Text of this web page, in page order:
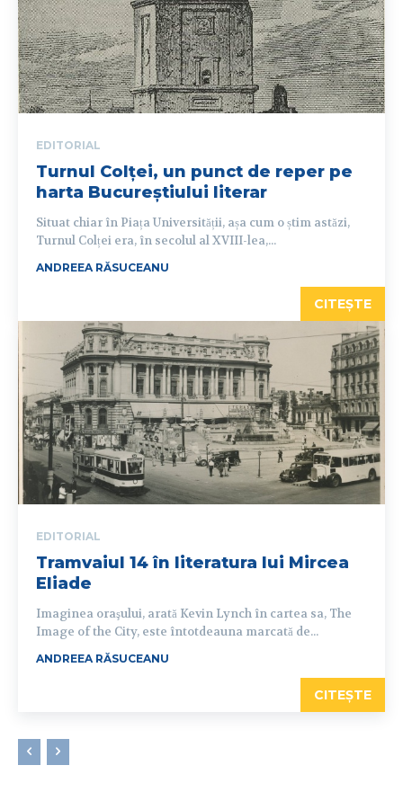
EDITORIAL
Turnul Colței, un punct de reper pe
harta Bucureștiului literar
Situat chiar în Piața Universității, așa cum o știm astăzi,
Turnul Colței era, în secolul al XVIII-lea,...
ANDREEA RĂSUCEANU
CITEȘTE
EDITORIAL
Tramvaiul 14 în literatura lui Mircea
Eliade
Imaginea oraşului, arată Kevin Lynch în cartea sa, The
Image of the City, este întotdeauna marcată de...
ANDREEA RĂSUCEANU
CITEȘTE